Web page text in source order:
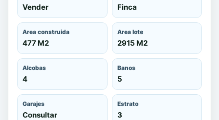
Vender Finca
Area construida
477 M2
Area lote
2915 M2
Alcobas
4
Banos
5
Garajes
Consultar
Estrato
3